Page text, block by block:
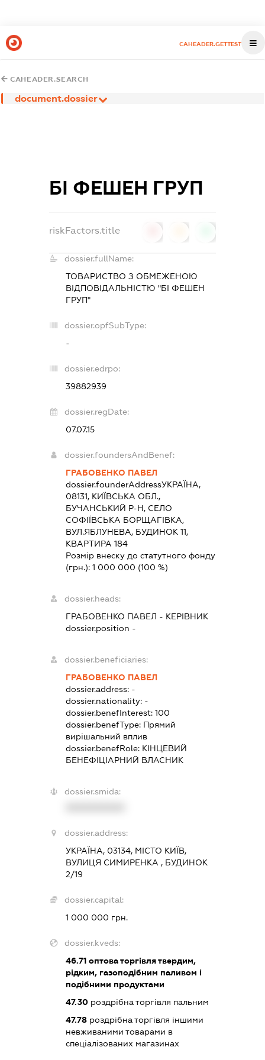
CAHEADER.GETTEST
CAHEADER.SEARCH
document.dossier
БІ ФЕШЕН ГРУП
riskFactors.title
dossier.fullName:
ТОВАРИСТВО З ОБМЕЖЕНОЮ
ВІДПОВІДАЛЬНІСТЮ "БІ ФЕШЕН
ГРУП"
dossier.opfSubType:
-
dossier.edrpo:
39882939
dossier.regDate:
07.07.15
dossier.foundersAndBenef:
ГРАБОВЕНКО ПАВЕЛ
dossier.founderAddressУКРАЇНА,
08131, КИЇВСЬКА ОБЛ.,
БУЧАНСЬКИЙ Р-Н, СЕЛО
СОФІЇВСЬКА БОРЩАГІВКА,
ВУЛ.ЯБЛУНЕВА, БУДИНОК 11,
КВАРТИРА 184
Розмір внеску до статутного фонду
(грн.): 1 000 000 (100 %)
dossier.heads:
ГРАБОВЕНКО ПАВЕЛ - КЕРІВНИК
dossier.position -
dossier.beneficiaries:
ГРАБОВЕНКО ПАВЕЛ
dossier.address: -
dossier.nationality: -
dossier.benefInterest: 100
dossier.benefType: Прямий
вирішальний вплив
dossier.benefRole: КІНЦЕВИЙ
БЕНЕФІЦІАРНИЙ ВЛАСНИК
dossier.smida:
dossier.address:
УКРАЇНА, 03134, МІСТО КИЇВ,
ВУЛИЦЯ СИМИРЕНКА , БУДИНОК
2/19
dossier.capital:
1 000 000 грн.
dossier.kveds:
46.71оптова торгівля твердим,
рідким, газоподібним паливом і
подібними продуктами
47.30роздрібна торгівля пальним
47.78роздрібна торгівля іншими
невживаними товарами в
спеціалізованих магазинах